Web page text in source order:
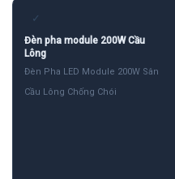
✓
Đèn pha module 200W Cầu
Lông
Đèn Pha LED Module 200W Sân
Cầu Lông Chống Chói